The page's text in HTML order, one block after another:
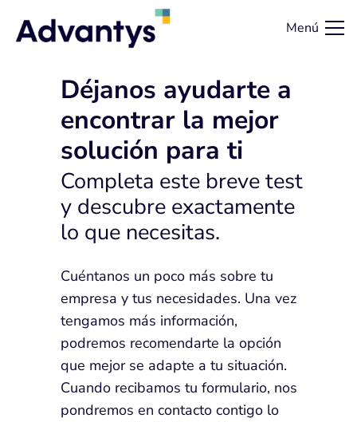
Menú
Déjanos ayudarte a
encontrar la mejor
solución para ti
Completa este breve test
y descubre exactamente
lo que necesitas.
Cuéntanos un poco más sobre tu
empresa y tus necesidades. Una vez
tengamos más información,
podremos recomendarte la opción
que mejor se adapte a tu situación.
Cuando recibamos tu formulario, nos
pondremos en contacto contigo lo